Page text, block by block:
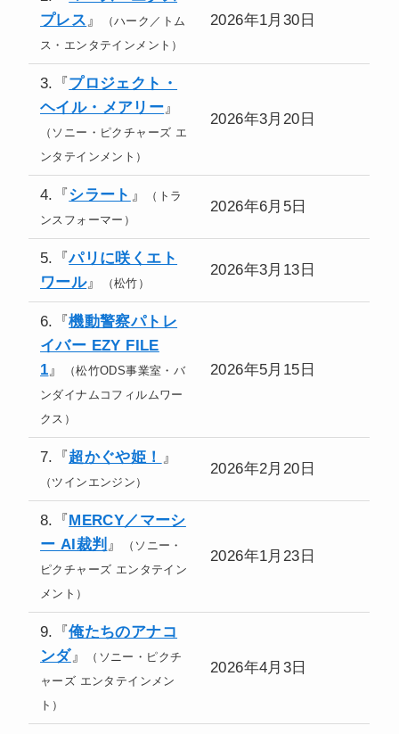
プレス』
（ハーク／トム
ス・エンタテインメント）
2026年1月30日
3.『 プロジェクト・
ヘイル・メアリー』
（ソニー・ピクチャーズ エ
ンタテインメント）
2026年3月20日
4.『 シラート 』
（トラ
ンスフォーマー）
2026年6月5日
5.『パリに咲くエト
ワール』 （松竹）
2026年3月13日
6.『機動警察パトレ
イバー EZY FILE
1』
（松竹ODS事業室・バ
ンダイナムコフィルムワー
クス）
2026年5月15日
7.『 超かぐや姫！ 』
（ツインエンジン）
2026年2月20日
8.『 MERCY／マーシ
ー AI裁判 』
（ソニー・
ピクチャーズ エンタテイン
メント）
2026年1月23日
9.『俺たちのアナコ
ンダ』
（ソニー・ピクチ
ャーズ エンタテインメン
ト）
2026年4月3日